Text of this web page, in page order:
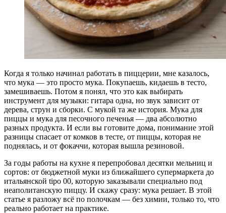
Когда я только начинал работать в пиццерии, мне казалось,
что мука — это просто мука. Покупаешь, кидаешь в тесто,
замешиваешь. Потом я понял, что это как выбирать
инструмент для музыки: гитара одна, но звук зависит от
дерева, струн и сборки. С мукой та же история. Мука для
пиццы и мука для песочного печенья — два абсолютно
разных продукта. И если вы готовите дома, понимание этой
разницы спасает от комков в тесте, от пиццы, которая не
поднялась, и от фокаччи, которая вышла резиновой.
За годы работы на кухне я перепробовал десятки мельниц и
сортов: от бюджетной муки из ближайшего супермаркета до
итальянской tipo 00, которую заказывали специально под
неаполитанскую пиццу. И скажу сразу: мука решает. В этой
статье я разложу всё по полочкам — без химии, только то, что
реально работает на практике.